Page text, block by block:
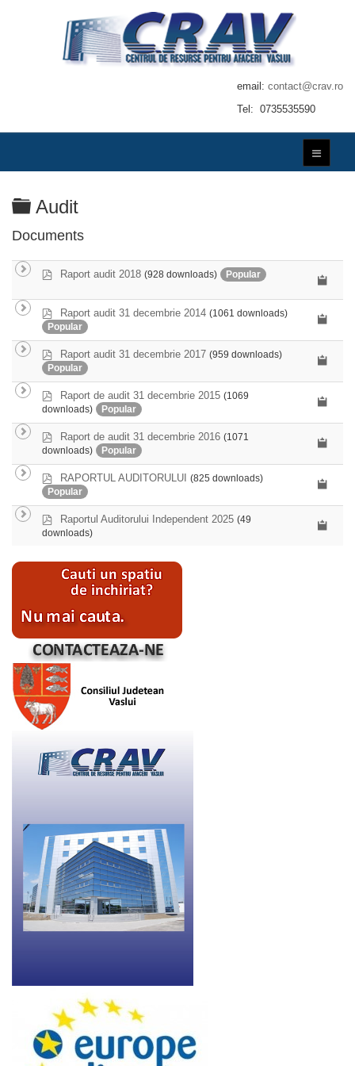
email: contact@crav.ro
Tel: 0735535590
Folder
Audit
Documents
f
Raport audit 2018 (928 downloads) Popular
d
f
Raport audit 31 decembrie 2014 (1061 downloads)
Popular
d
f
Raport audit 31 decembrie 2017 (959 downloads)
Popular
d
Raport de audit 31 decembrie 2015 (1069
downloads)
Popular
d
Raport de audit 31 decembrie 2016 (1071
downloads)
Popular
d
f
RAPORTUL AUDITORULUI (825 downloads)
Popular
d
Raportul Auditorului Independent 2025 (49
downloads)